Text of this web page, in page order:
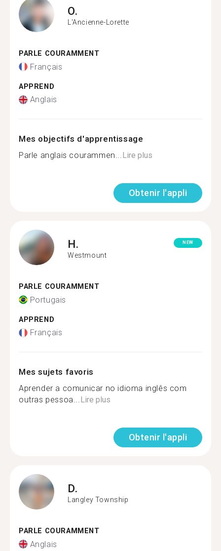
O.
L'Ancienne-Lorette
PARLE COURAMMENT
Français
APPREND
Anglais
Mes objectifs d'apprentissage
Parle anglais courammen...Lire plus
Obtenir l'appli
H.
Westmount
NEW
PARLE COURAMMENT
Portugais
APPREND
Français
Mes sujets favoris
Aprender a comunicar no idioma inglês com
outras pessoa...Lire plus
Obtenir l'appli
D.
Langley Township
PARLE COURAMMENT
Anglais